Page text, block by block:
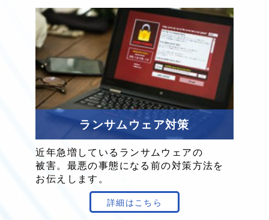
ランサムウェア対策
近年急増 している ランサムウェアの
被害。 最悪の事態になる前の対策方法を
お伝え します。
詳細はこちら